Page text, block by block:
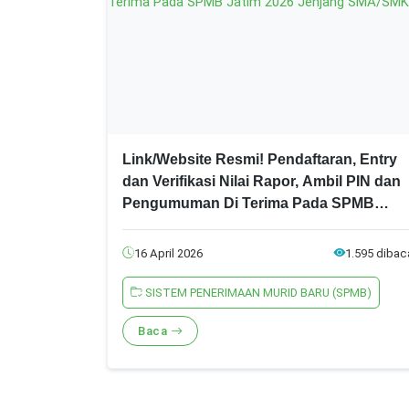
Link/Website Resmi! Pendaftaran, Entry
dan Verifikasi Nilai Rapor, Ambil PIN dan
Pengumuman Di Terima Pada SPMB
16 April 2026 1.595
SISTEM PENERIMAAN MURID BARU (SPMB)
Baca